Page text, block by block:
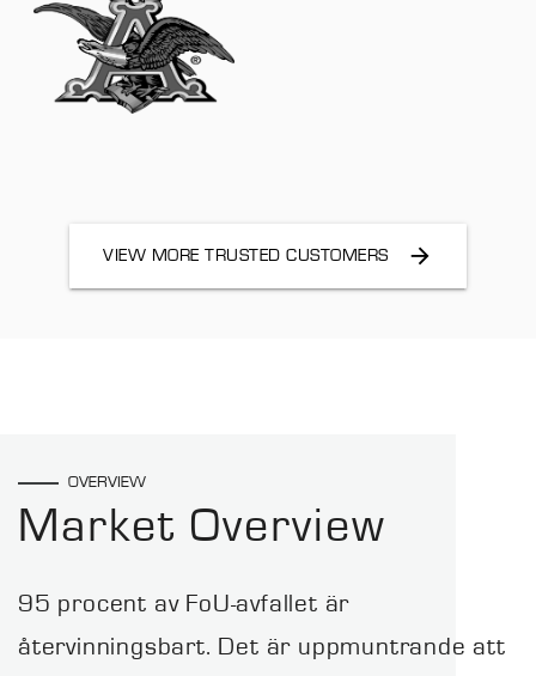
VIEW MORE TRUSTED CUSTOMERS
OVERVIEW
Market Overview
95 procent av FoU-avfallet är
återvinningsbart. Det är uppmuntrande att